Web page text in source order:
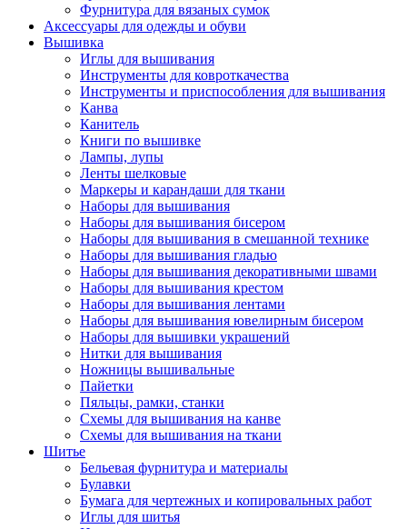
Фурнитура для вязаных сумок
Аксессуары для одежды и обуви
Вышивка
Иглы для вышивания
Инструменты для ковроткачества
Инструменты и приспособления для вышивания
Канва
Канитель
Книги по вышивке
Лампы, лупы
Ленты шелковые
Маркеры и карандаши для ткани
Наборы для вышивания
Наборы для вышивания бисером
Наборы для вышивания в смешанной технике
Наборы для вышивания гладью
Наборы для вышивания декоративными швами
Наборы для вышивания крестом
Наборы для вышивания лентами
Наборы для вышивания ювелирным бисером
Наборы для вышивки украшений
Нитки для вышивания
Ножницы вышивальные
Пайетки
Пяльцы, рамки, станки
Схемы для вышивания на канве
Схемы для вышивания на ткани
Шитье
Бельевая фурнитура и материалы
Булавки
Бумага для чертежных и копировальных работ
Иглы для шитья